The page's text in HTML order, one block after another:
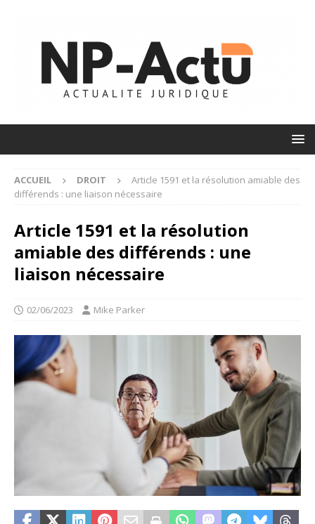
ACCUEIL DROIT
Article 1591 et la résolution amiable des
différends : une liaison nécessaire
Article 1591 et la résolution
amiable des différends : une
liaison nécessaire
02/06/2023 Mike Parker